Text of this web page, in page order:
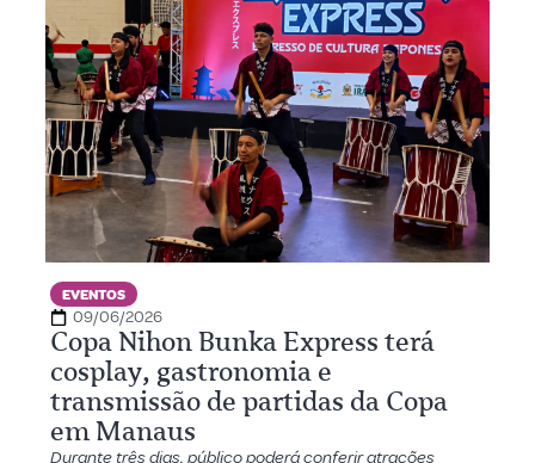
EVENTOS
09/06/2026
Copa Nihon Bunka Express terá
cosplay, gastronomia e
transmissão de partidas da Copa
em Manaus
Durante três dias, público poderá conferir atrações